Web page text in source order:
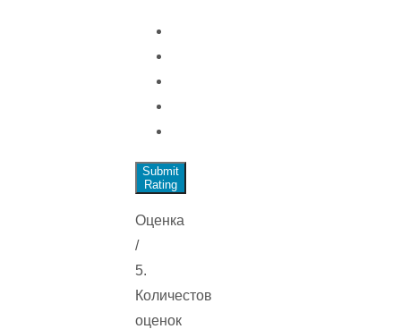
Submit
Rating
Оценка
/
5.
Количестов
оценок